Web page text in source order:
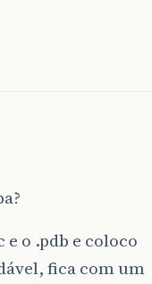
o .pdb e coloco
fica com um